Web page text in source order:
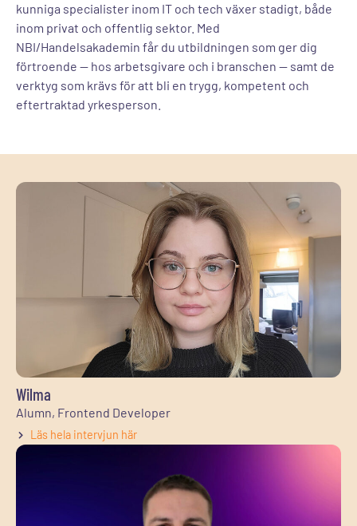
kunniga specialister inom IT och tech växer stadigt, både
inom privat och offentlig sektor. Med
NBI/Handelsakademin får du utbildningen som ger dig
förtroende — hos arbetsgivare och i branschen — samt de
verktyg som krävs för att bli en trygg, kompetent och
eftertraktad yrkesperson.
Wilma
Alumn, Frontend Developer
Läs hela intervjun här